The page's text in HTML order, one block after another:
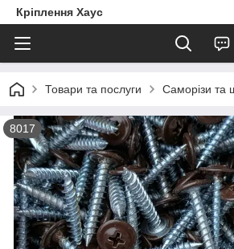
Кріплення Хаус
Товари та послуги Саморізи та
8017